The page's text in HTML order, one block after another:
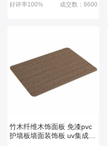
好评率100% 成交数：8600
竹木纤维木饰面板 免漆pvc
护墙板墙面装饰板 uv集成板